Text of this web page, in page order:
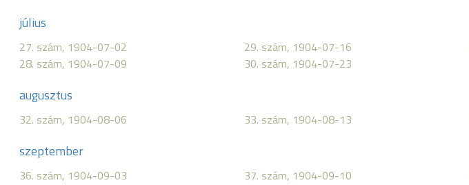
július
27. szám, 1904-07-02
28. szám, 1904-07-09
29. szám, 1904-07-16
30. szám, 1904-07-23
augusztus
32. szám, 1904-08-06 33. szám, 1904-08-13
szeptember
36. szám, 1904-09-03 37. szám, 1904-09-10